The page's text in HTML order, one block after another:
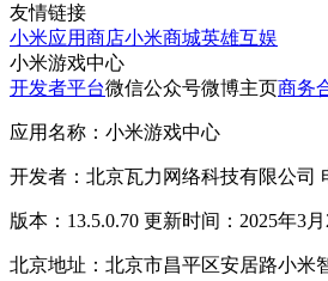
友情链接
小米应用商店小米商城英雄互娱
小米游戏中心
开发者平台微信公众号微博主页商务
应用名称：小米游戏中心
开发者：北京瓦力网络科技有限公司
版本：13.5.0.70 更新时间：2025年3月
北京地址：北京市昌平区安居路小米